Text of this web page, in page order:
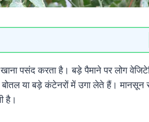
पसंद करता है। बड़े पैमाने पर लोग
बोतल या बड़े कंटेनरों में उगा लेते हैं।
है।